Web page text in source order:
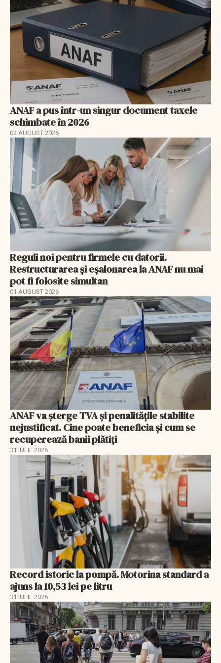
ANAF a pus într-un singur document taxele
schimbate în 2026
02 AUGUST 2026
Reguli noi pentru firmele cu datorii.
Restructurarea și eșalonarea la ANAF nu mai
pot fi folosite simultan
01 AUGUST 2026
ANAF va șterge TVA și penalitățile stabilite
nejustificat. Cine poate beneficia și cum se
recuperează banii plătiți
31 IULIE 2026
Record istoric la pompă. Motorina standard a
ajuns la 10,53 lei pe litru
31 IULIE 2026